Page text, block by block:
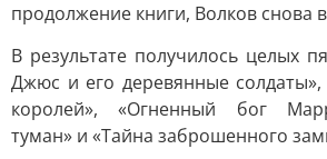
продолжение книги, Волков снова
В результате получилось целых
Джюс и его деревянные
королей», «Огненный бог
туман» и «Тайна заброшенного